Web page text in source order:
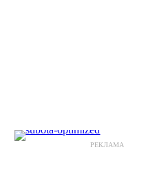
РЕКЛАМА